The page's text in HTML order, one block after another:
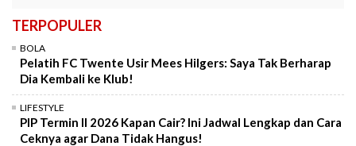
TERPOPULER
BOLA
Pelatih FC Twente Usir Mees Hilgers: Saya Tak Berharap
Dia Kembali ke Klub!
LIFESTYLE
PIP Termin II 2026 Kapan Cair? Ini Jadwal Lengkap dan Cara
Ceknya agar Dana Tidak Hangus!